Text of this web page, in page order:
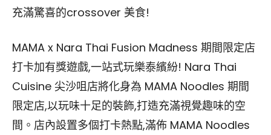
充滿驚喜的crossover 美食!
MAMA x Nara Thai Fusion Madness 期間限定店
打卡加有獎遊戲,一站式玩樂泰繽紛! Nara Thai
Cuisine 尖沙咀店將化身為 MAMA Noodles 期間
限定店,以玩味十足的裝飾,打造充滿視覺趣味的空
間。店內設置多個打卡熱點,滿佈 MAMA Noodles